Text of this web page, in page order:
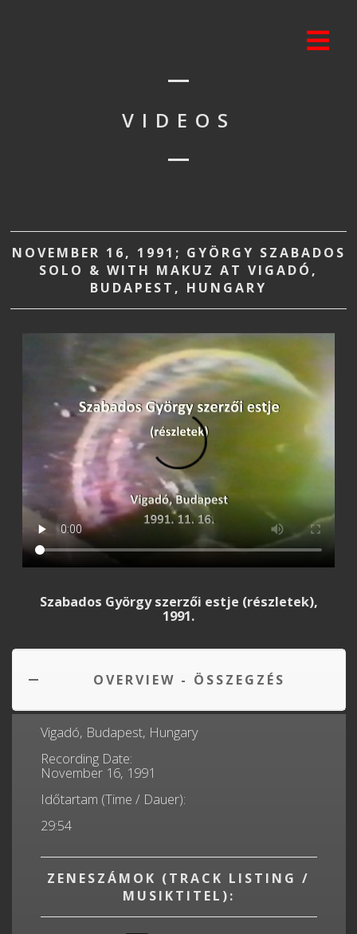
VIDEOS
NOVEMBER 16, 1991; GYÖRGY SZABADOS
SOLO & WITH MAKUZ AT VIGADÓ,
BUDAPEST, HUNGARY
Szabados György szerzői estje (részletek),
1991.
OVERVIEW - ÖSSZEGZÉS
Vigadó, Budapest, Hungary
Recording Date:
November 16, 1991
Időtartam (Time / Dauer):
29:54
ZENESZÁMOK (TRACK LISTING /
MUSIKTITEL):